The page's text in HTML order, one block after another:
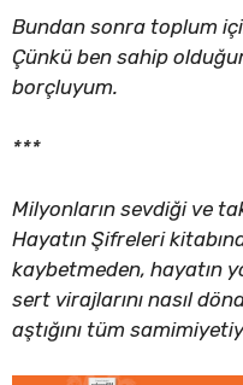
Bundan sonra toplum
Çünkü ben sahip
borçluyum.
***
Milyonların sevdiği ve
Hayatın Şifreleri
kaybetmeden, hayatın
sert virajlarını nasıl
aştığını tüm